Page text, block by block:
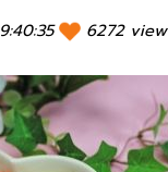
6272 view